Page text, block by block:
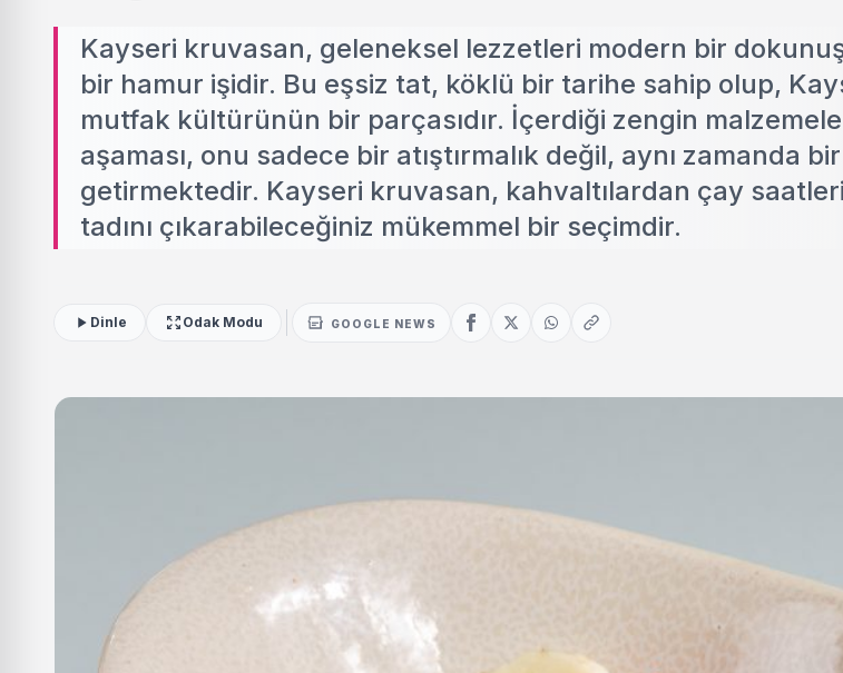
Kayseri kruvasan, geleneksel lezzetleri modern bir
bir hamur işidir. Bu eşsiz tat, köklü bir tarihe sahip olup,
mutfak kültürünün bir parçasıdır. İçerdiği zengin
aşaması, onu sadece bir atıştırmalık değil, aynı zamanda
getirmektedir. Kayseri kruvasan, kahvaltılardan çay
tadını çıkarabileceğiniz mükemmel bir seçimdir.
Dinle Odak Modu GOOGLE NEWS